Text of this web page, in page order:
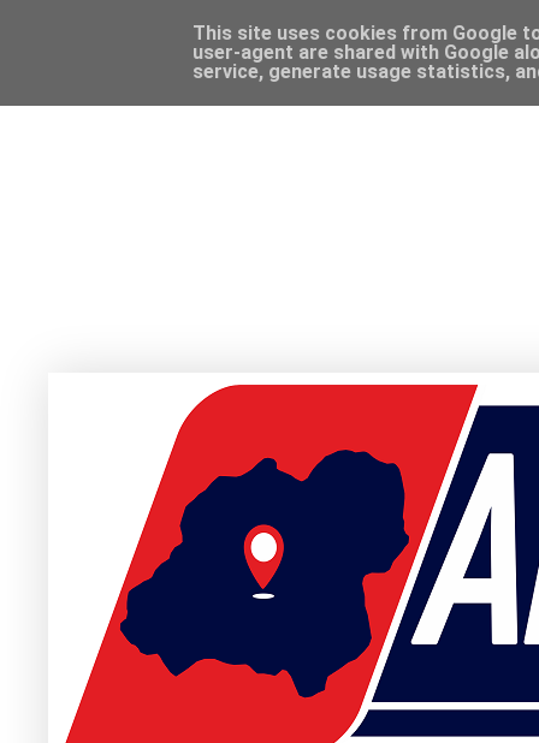
This site uses cookies from Google
user-agent are shared with Google
service, generate usage statistics,